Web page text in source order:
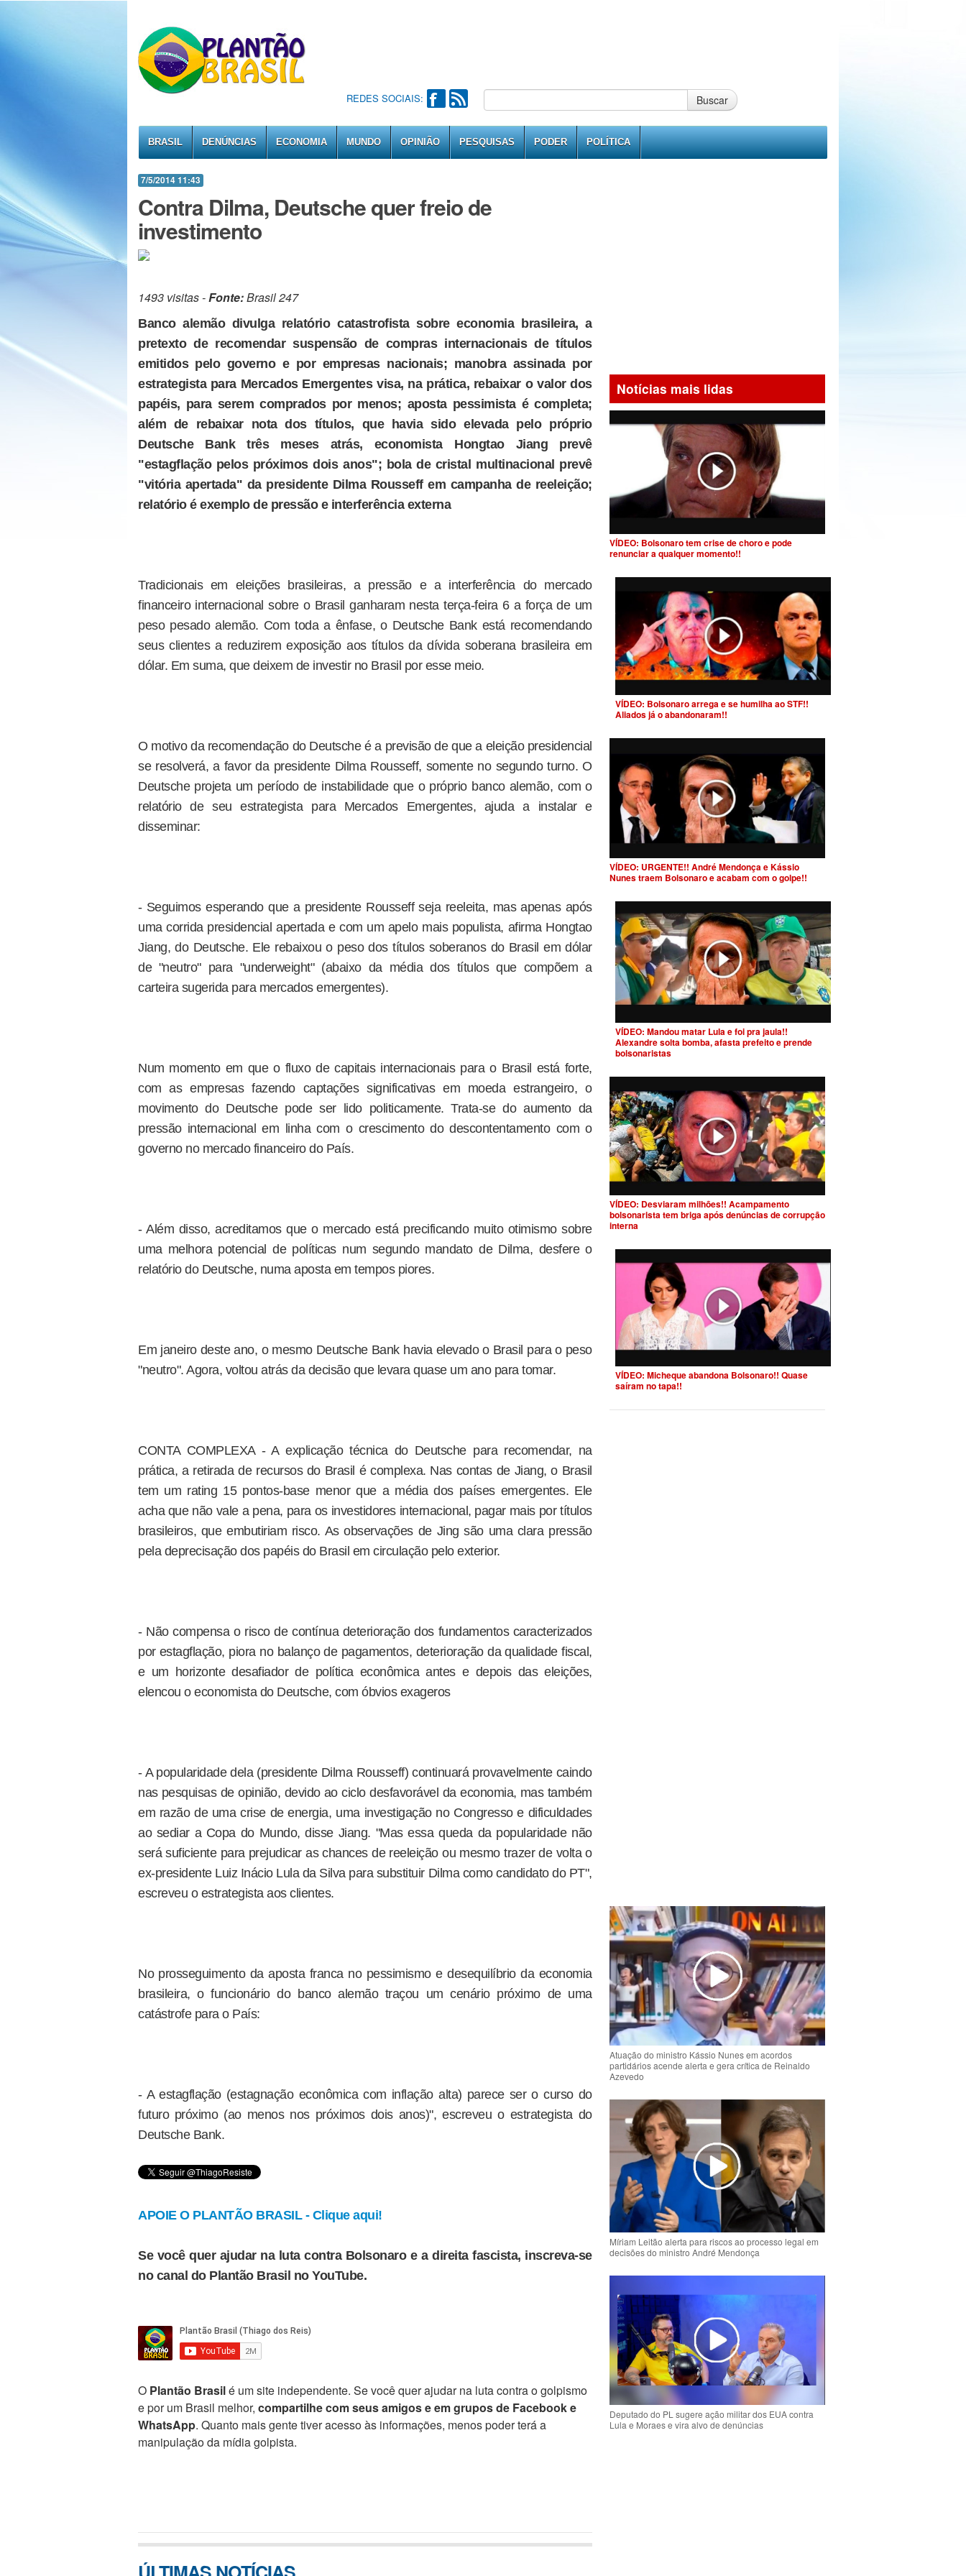
REDES SOCIAIS: Buscar
BRASIL DENÚNCIAS ECONOMIA MUNDO OPINIÃO PESQUISAS PODER POLÍTICA
7/5/2014 11:43
Contra Dilma, Deutsche quer freio de
investimento
1493 visitas -Fonte:Brasil 247
Banco alemão divulga relatório catastrofista sobre economia brasileira, a
pretexto de recomendar suspensão de compras internacionais de títulos
emitidos pelo governo e por empresas nacionais; manobra assinada por
estrategista para Mercados Emergentes visa, na prática, rebaixar o valor dos
papéis, para serem comprados por menos; aposta pessimista é completa;
além de rebaixar nota dos títulos, que havia sido elevada pelo próprio
Deutsche Bank três meses atrás, economista Hongtao Jiang prevê
"estagflação pelos próximos dois anos"; bola de cristal multinacional prevê
"vitória apertada" da presidente Dilma Rousseff em campanha de reeleição;
relatório é exemplo de pressão e interferência externa
Tradicionais em eleições brasileiras, a pressão e a interferência do mercado
financeiro internacional sobre o Brasil ganharam nesta terça-feira 6 a força de um
peso pesado alemão. Com toda a ênfase, o Deutsche Bank está recomendando
seus clientes a reduzirem exposição aos títulos da dívida soberana brasileira em
dólar. Em suma, que deixem de investir no Brasil por esse meio.
O motivo da recomendação do Deutsche é a previsão de que a eleição presidencial
se resolverá, a favor da presidente Dilma Rousseff, somente no segundo turno. O
Deutsche projeta um período de instabilidade que o próprio banco alemão, com o
relatório de seu estrategista para Mercados Emergentes, ajuda a instalar e
disseminar:
- Seguimos esperando que a presidente Rousseff seja reeleita, mas apenas após
uma corrida presidencial apertada e com um apelo mais populista, afirma Hongtao
Jiang, do Deutsche. Ele rebaixou o peso dos títulos soberanos do Brasil em dólar
de "neutro" para "underweight" (abaixo da média dos títulos que compõem a
carteira sugerida para mercados emergentes).
Num momento em que o fluxo de capitais internacionais para o Brasil está forte,
com as empresas fazendo captações significativas em moeda estrangeiro, o
movimento do Deutsche pode ser lido politicamente. Trata-se do aumento da
pressão internacional em linha com o crescimento do descontentamento com o
governo no mercado financeiro do País.
- Além disso, acreditamos que o mercado está precificando muito otimismo sobre
uma melhora potencial de políticas num segundo mandato de Dilma, desfere o
relatório do Deutsche, numa aposta em tempos piores.
Em janeiro deste ano, o mesmo Deutsche Bank havia elevado o Brasil para o peso
"neutro". Agora, voltou atrás da decisão que levara quase um ano para tomar.
CONTA COMPLEXA - A explicação técnica do Deutsche para recomendar, na
prática, a retirada de recursos do Brasil é complexa. Nas contas de Jiang, o Brasil
tem um rating 15 pontos-base menor que a média dos países emergentes. Ele
acha que não vale a pena, para os investidores internacional, pagar mais por títulos
brasileiros, que embutiriam risco. As observações de Jing são uma clara pressão
pela deprecisação dos papéis do Brasil em circulação pelo exterior.
- Não compensa o risco de contínua deterioração dos fundamentos caracterizados
por estagflação, piora no balanço de pagamentos, deterioração da qualidade fiscal,
e um horizonte desafiador de política econômica antes e depois das eleições,
elencou o economista do Deutsche, com óbvios exageros
- A popularidade dela (presidente Dilma Rousseff) continuará provavelmente caindo
nas pesquisas de opinião, devido ao ciclo desfavorável da economia, mas também
em razão de uma crise de energia, uma investigação no Congresso e dificuldades
ao sediar a Copa do Mundo, disse Jiang. "Mas essa queda da popularidade não
será suficiente para prejudicar as chances de reeleição ou mesmo trazer de volta o
ex-presidente Luiz Inácio Lula da Silva para substituir Dilma como candidato do PT",
escreveu o estrategista aos clientes.
No prosseguimento da aposta franca no pessimismo e desequilíbrio da economia
brasileira, o funcionário do banco alemão traçou um cenário próximo de uma
catástrofe para o País:
- A estagflação (estagnação econômica com inflação alta) parece ser o curso do
futuro próximo (ao menos nos próximos dois anos)", escreveu o estrategista do
Deutsche Bank.
APOIE O PLANTÃO BRASIL - Clique aqui!
Se você quer ajudar na luta contra Bolsonaro e a direita fascista, inscreva-se
no canal do Plantão Brasil no YouTube.
O Plantão Brasilé um site independente. Se você quer ajudar na luta contra o golpismo
e por um Brasil melhor, compartilhe com seus amigos e em grupos de Facebook e
WhatsApp. Quanto mais gente tiver acesso às informações, menos poder terá a
manipulação da mídia golpista.
Notícias mais lidas
VÍDEO: Bolsonaro tem crise de choro e pode
renunciar a qualquer momento!!
VÍDEO: Bolsonaro arrega e se humilha ao STF!!
Aliados já o abandonaram!!
VÍDEO: URGENTE!! André Mendonça e Kássio
Nunes traem Bolsonaro e acabam com o golpe!!
VÍDEO: Mandou matar Lula e foi pra jaula!!
Alexandre solta bomba, afasta prefeito e prende
bolsonaristas
VÍDEO: Desviaram milhões!! Acampamento
bolsonarista tem briga após denúncias de corrupção
interna
VÍDEO: Micheque abandona Bolsonaro!! Quase
saíram no tapa!!
Atuação do ministro Kássio Nunes em acordos
partidários acende alerta e gera crítica de Reinaldo
Azevedo
Míriam Leitão alerta para riscos ao processo legal em
decisões do ministro André Mendonça
Deputado do PL sugere ação militar dos EUA contra
Lula e Moraes e vira alvo de denúncias